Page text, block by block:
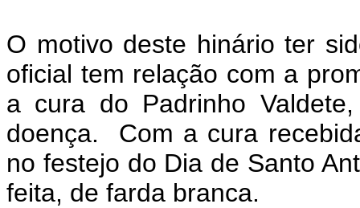
O motivo deste hinário ter
oficial tem relação com a
a cura do Padrinho
doença. Com a cura
no festejo do Dia de Santo
feita, de farda branca.